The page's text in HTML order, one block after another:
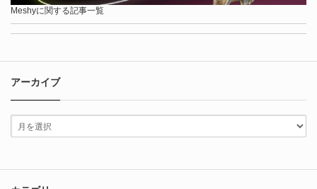
Meshyに関する記事一覧
アーカイブ